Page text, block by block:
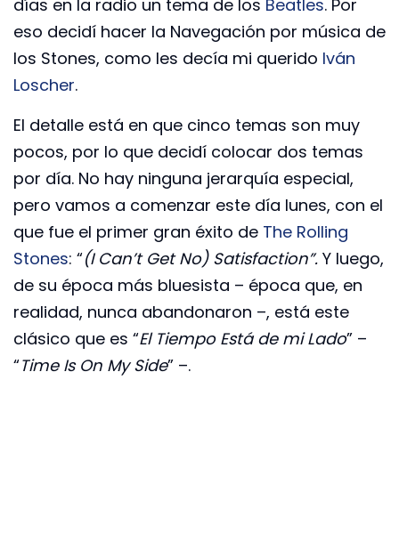
días en la radio un tema de los Beatles. Por
eso decidí hacer la Navegación por música de
los Stones, como les decía mi querido Iván
Loscher.
El detalle está en que cinco temas son muy
pocos, por lo que decidí colocar dos temas
por día. No hay ninguna jerarquía especial,
pero vamos a comenzar este día lunes, con el
que fue el primer gran éxito de The Rolling
Stones: “(I Can’t Get No) Satisfaction”. Y luego,
de su época más bluesista – época que, en
realidad, nunca abandonaron –, está este
clásico que es “El Tiempo Está de mi Lado” –
“Time Is On My Side” –.